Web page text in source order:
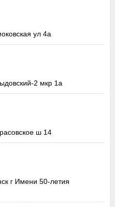
ул 4а
2 мкр 1а
ш 14
г Имени 50-летия